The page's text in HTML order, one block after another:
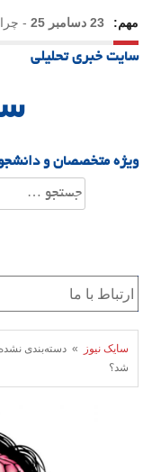
مهم: 23 دسامبر 25 -
21 دسامبر 25
سایت خبری تحلیلی
ویژه متخصصان و
جستجو
برای:
سایک نیوز
» دسته‌بندی
شد؟